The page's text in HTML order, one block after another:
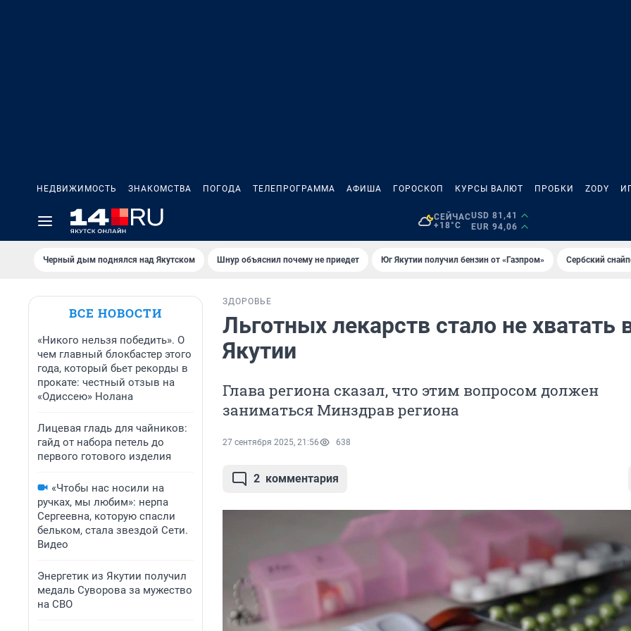
НЕДВИЖИМОСТЬ ЗНАКОМСТВА ПОГОДА ТЕЛЕПРОГРАММА АФИША ГОРОСКОП КУРСЫ ВАЛЮТ ПРОБКИ ZODY
СЕЙЧАС
+18°C
USD 81,41
EUR 94,06
Черный дым поднялся над Якутском Шнур объяснил почему не приедет Юг Якутии получил бензин от «Газпром» Сербский
ВСЕ НОВОСТИ
«Никого нельзя победить». О
чем главный блокбастер этого
года, который бьет рекорды в
прокате: честный отзыв на
«Одиссею» Нолана
Лицевая гладь для чайников:
гайд от набора петель до
первого готового изделия
«Чтобы нас носили на
ручках, мы любим»: нерпа
Сергеевна, которую спасли
бельком, стала звездой Сети.
Видео
Энергетик из Якутии получил
медаль Суворова за мужество
на СВО
ЗДОРОВЬЕ
Льготных лекарств стало не хватать
Якутии
Глава региона сказал, что этим вопросом должен
заниматься Минздрав региона
27 сентября 2025, 21:56 638
2 комментария